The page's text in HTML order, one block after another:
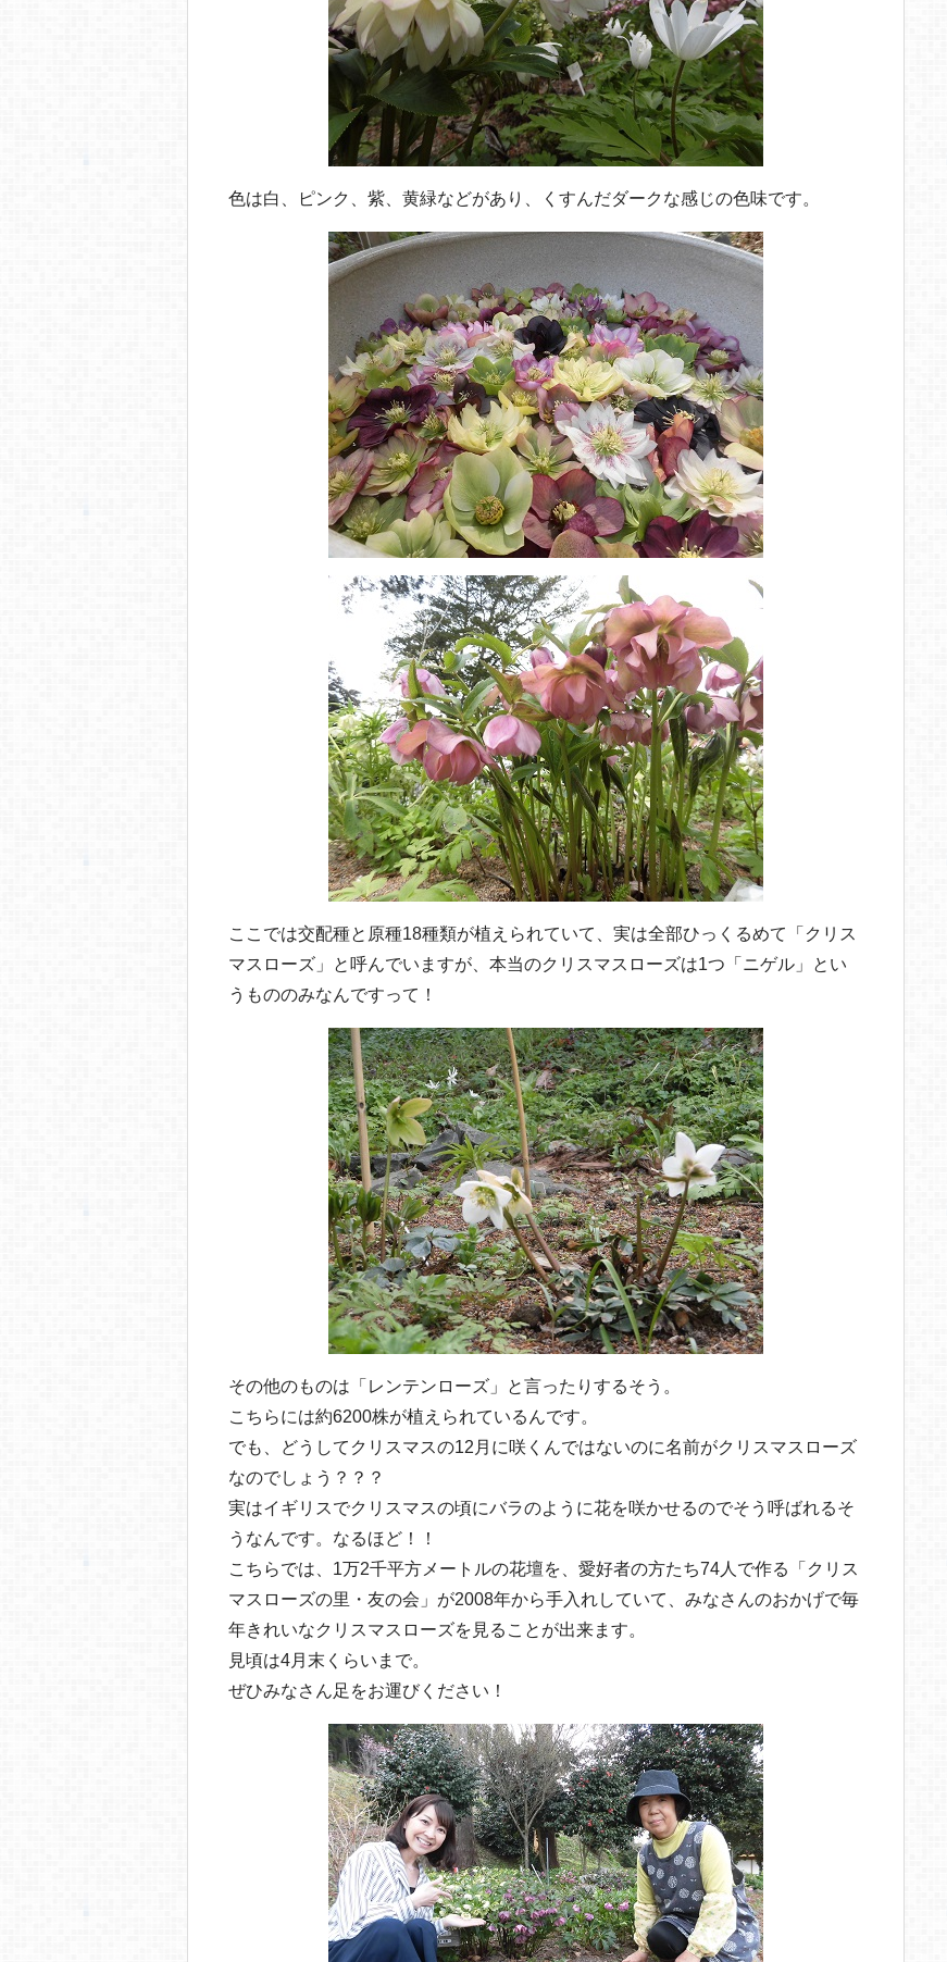
色は白、ピンク、紫、黄緑などがあり、くすんだダークな感じの色味です。
ここでは交配種と原種18種類が植えられていて、実は全部ひっくるめて「クリス
マスローズ」と呼んでいますが、本当のクリスマスローズは1つ「ニゲル」とい
うもののみなんですって！
その他のものは「レンテンローズ」と言ったりするそう。
こちらには約6200株が植えられているんです。
でも、どうしてクリスマスの12月に咲くんではないのに名前がクリスマスローズ
なのでしょう？？？
実はイギリスでクリスマスの頃にバラのように花を咲かせるのでそう呼ばれるそ
うなんです。なるほど！！
こちらでは、1万2千平方メートルの花壇を、愛好者の方たち74人で作る「クリス
マスローズの里・友の会」が2008年から手入れしていて、みなさんのおかげで毎
年きれいなクリスマスローズを見ることが出来ます。
見頃は4月末くらいまで。
ぜひみなさん足をお運びください！